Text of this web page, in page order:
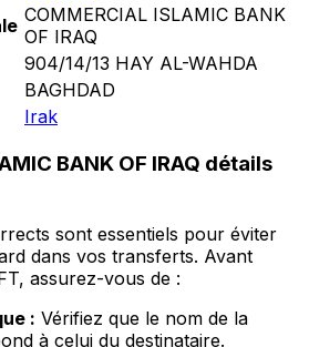
COMMERCIAL ISLAMIC BANK
OF IRAQ
904/14/13 HAY AL-WAHDA
BAGHDAD
Irak
BANK OF IRAQ détails
sont essentiels pour éviter
dans vos transferts. Avant
assurez-vous de :
: Vérifiez que le nom de la
à celui du destinataire.